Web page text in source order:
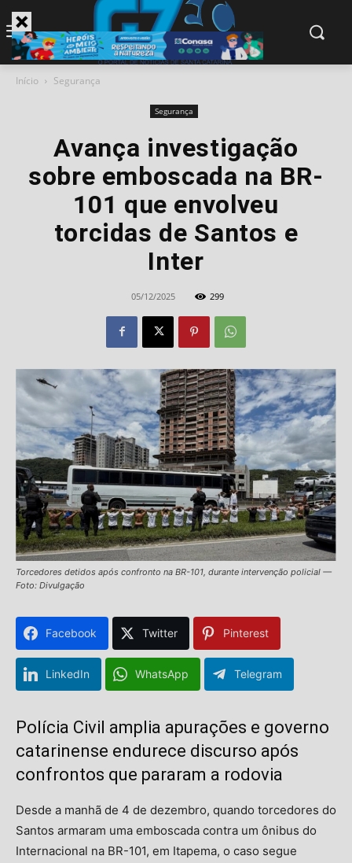
Início Segurança
Segurança
Avança investigação
sobre emboscada na BR-
101 que envolveu
torcidas de Santos e
Inter
05/12/2025 299
Torcedores detidos após confronto na BR-101, durante intervenção policial —
Foto: Divulgação
Facebook Twitter Pinterest
LinkedIn WhatsApp Telegram
Polícia Civil amplia apurações e governo
catarinense endurece discurso após
confrontos que pararam a rodovia
Desde a manhã de 4 de dezembro, quando torcedores do
Santos armaram uma emboscada contra um ônibus do
Internacional na BR-101, em Itapema, o caso segue
modal-check